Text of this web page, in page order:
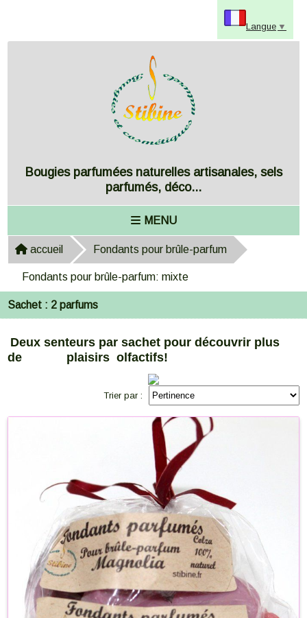
Bougies parfumées naturelles artisanales, sels
parfumés, déco...
MENU
accueil Fondants pour brûle-parfum
Fondants pour brûle-parfum: mixte
Sachet : 2 parfums
Deux senteurs par sachet pour découvrir plus
de plaisirs olfactifs!
Trier par :
Langue ▼